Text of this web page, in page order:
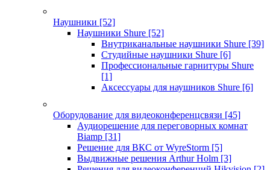
Наушники [52]
Наушники Shure [52]
Внутриканальные наушники Shure [39]
Студийные наушники Shure [6]
Профессиональные гарнитуры Shure
[1]
Аксессуары для наушников Shure [6]
Оборудование для видеоконференцсвязи [45]
Аудиорешение для переговорных комнат
Biamp [31]
Решение для ВКС от WyreStorm [5]
Выдвижные решения Arthur Holm [3]